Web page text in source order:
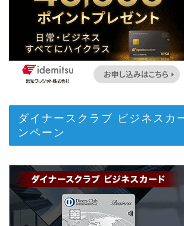
ダイナースクラブ ビジネスカ
ンペーン